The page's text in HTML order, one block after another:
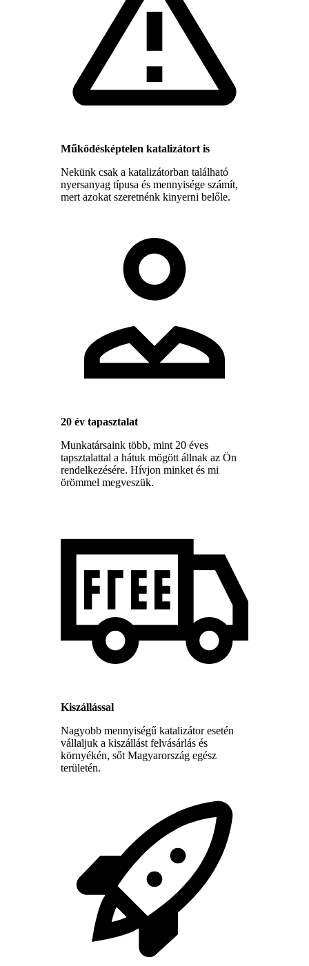
Működésképtelen katalizátort is
Nekünk csak a katalizátorban található
nyersanyag típusa és mennyisége számít,
mert azokat szeretnénk kinyerni belőle.
20 év tapasztalat
Munkatársaink több, mint 20 éves
tapsztalattal a hátuk mögött állnak az Ön
rendelkezésére. Hívjon minket és mi
örömmel megveszük.
Kiszállással
Nagyobb mennyiségű katalizátor esetén
vállaljuk a kiszállást felvásárlás és
környékén, sőt Magyarország egész
területén.